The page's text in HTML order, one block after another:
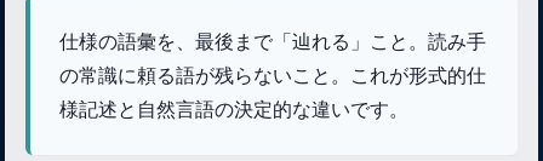
仕様の語彙を、最後まで「辿れる」こと。読み手
の常識に頼る語が残らないこと。これが形式的仕
様記述と自然言語の決定的な違いです。